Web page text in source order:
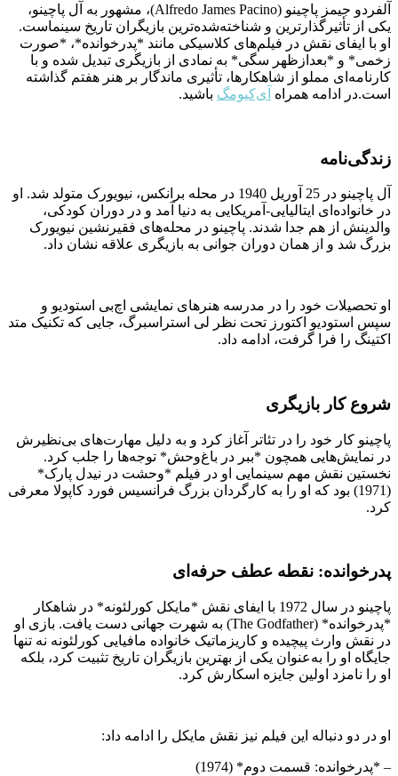
آلفردو جیمز پاچینو (Alfredo James Pacino)، مشهور به آل پاچینو،
یکی از تأثیرگذارترین و شناخته‌شده‌ترین بازیگران تاریخ سینماست.
او با ایفای نقش در فیلم‌های کلاسیکی مانند *پدرخوانده*، *صورت
زخمی* و *بعدازظهر سگی* به نمادی از بازیگری تبدیل شده و با
کارنامه‌ای مملو از شاهکارها، تأثیری ماندگار بر هنر هفتم گذاشته
است.در ادامه همراه آی‌کیو‌مگ باشید.
زندگی‌نامه
آل پاچینو در 25 آوریل 1940 در محله برانکس، نیویورک متولد شد. او
در خانواده‌ای ایتالیایی-آمریکایی به دنیا آمد و در دوران کودکی،
والدینش از هم جدا شدند. پاچینو در محله‌های فقیرنشین نیویورک
بزرگ شد و از همان دوران جوانی به بازیگری علاقه نشان داد.
او تحصیلات خود را در مدرسه هنرهای نمایشی اچ‌بی استودیو و
سپس استودیو اکتورز تحت نظر لی استراسبرگ، جایی که تکنیک متد
اکتینگ را فرا گرفت، ادامه داد.
شروع کار بازیگری
پاچینو کار خود را در تئاتر آغاز کرد و به دلیل مهارت‌های بی‌نظیرش
در نمایش‌هایی همچون *ببر در باغ‌وحش* توجه‌ها را جلب کرد.
نخستین نقش مهم سینمایی او در فیلم *وحشت در نیدل پارک*
(1971) بود که او را به کارگردان بزرگ فرانسیس فورد کاپولا معرفی
کرد.
پدرخوانده: نقطه عطف حرفه‌ای
پاچینو در سال 1972 با ایفای نقش *مایکل کورلئونه* در شاهکار
*پدرخوانده* (The Godfather) به شهرت جهانی دست یافت. بازی او
در نقش وارث پیچیده و کاریزماتیک خانواده مافیایی کورلئونه نه تنها
جایگاه او را به‌عنوان یکی از بهترین بازیگران تاریخ تثبیت کرد، بلکه
او را نامزد اولین جایزه اسکارش کرد.
او در دو دنباله این فیلم نیز نقش مایکل را ادامه داد:
– *پدرخوانده: قسمت دوم* (1974)